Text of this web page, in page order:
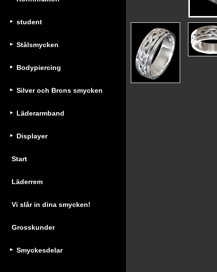
student
Stålsmycken
Bodypiercing
Silver och Brons smycken
Läderarmband
Displayer
Start
Läderrem
Vi slår in dina smycken!
Grosskunder
Smyckesdelar